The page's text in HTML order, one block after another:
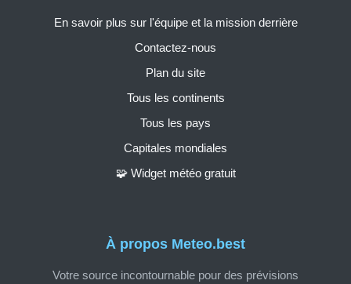
À propos Meteo.best
Votre source incontournable pour des prévisions
En savoir plus sur l'équipe et la mission derrière
Contactez-nous
Plan du site
Tous les continents
Tous les pays
Capitales mondiales
🧩 Widget météo gratuit